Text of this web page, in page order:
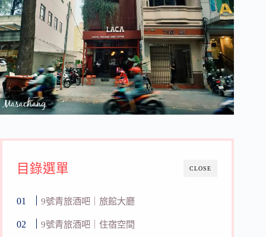
CLOSE
目錄選單
9號青旅酒吧｜旅館大廳
9號青旅酒吧｜住宿空間